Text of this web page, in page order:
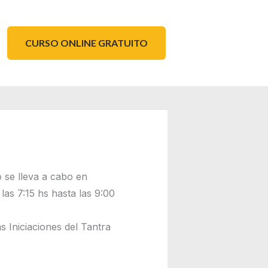
CURSO ONLINE GRATUITO
se lleva a cabo en
7:15 hs hasta las 9:00
Iniciaciones del Tantra